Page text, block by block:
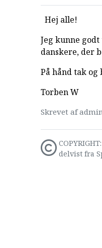
Hej alle!
Jeg kunne
danskere, der
På hånd tak og
Torben W
Skrevet af
delvist fra